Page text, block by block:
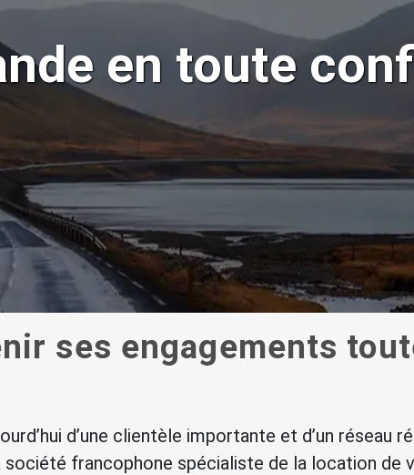
en toute
ses engagements
d’une clientèle importante et d’un réseau
francophone spécialiste de la location de